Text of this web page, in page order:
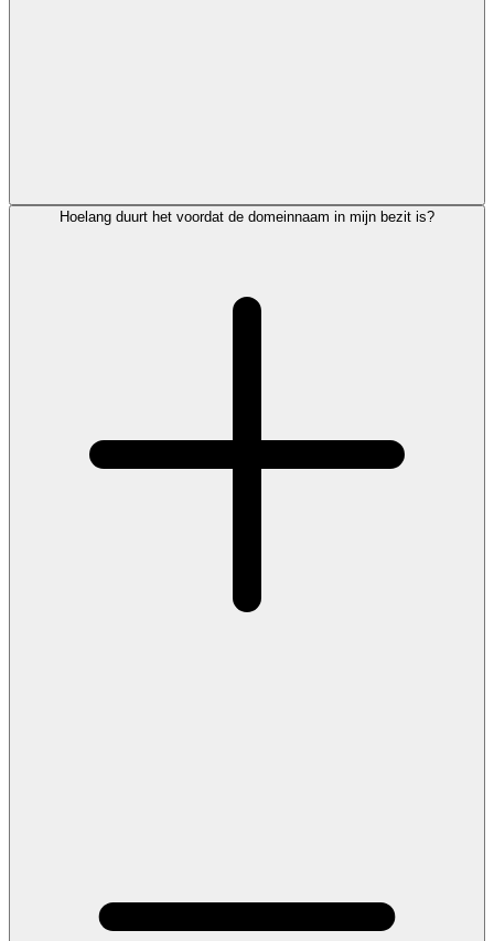
Hoelang duurt het voordat de domeinnaam in mijn bezit is?